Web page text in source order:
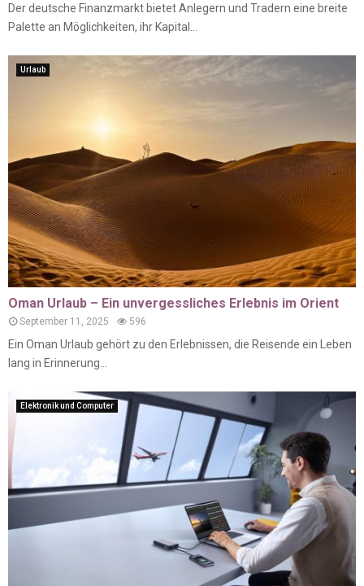
Der deutsche Finanzmarkt bietet Anlegern und Tradern eine breite
Palette an Möglichkeiten, ihr Kapital...
Urlaub
Oman Urlaub – Ein unvergessliches Erlebnis im Orient
September 11, 2025 596
Ein Oman Urlaub gehört zu den Erlebnissen, die Reisende ein Leben
lang in Erinnerung...
Elektronik und Computer